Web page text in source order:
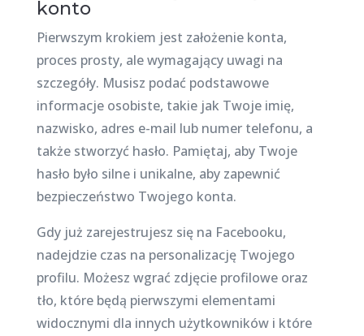
konto
Pierwszym krokiem jest założenie konta,
proces prosty, ale wymagający uwagi na
szczegóły. Musisz podać podstawowe
informacje osobiste, takie jak Twoje imię,
nazwisko, adres e-mail lub numer telefonu, a
także stworzyć hasło. Pamiętaj, aby Twoje
hasło było silne i unikalne, aby zapewnić
bezpieczeństwo Twojego konta.
Gdy już zarejestrujesz się na Facebooku,
nadejdzie czas na personalizację Twojego
profilu. Możesz wgrać zdjęcie profilowe oraz
tło, które będą pierwszymi elementami
widocznymi dla innych użytkowników i które